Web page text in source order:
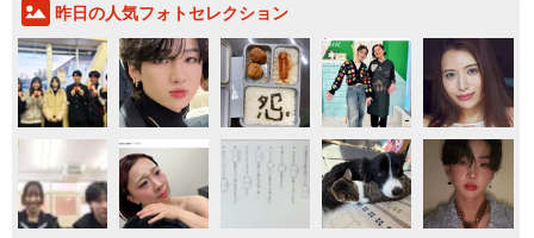
昨日の人気フォトセレクション